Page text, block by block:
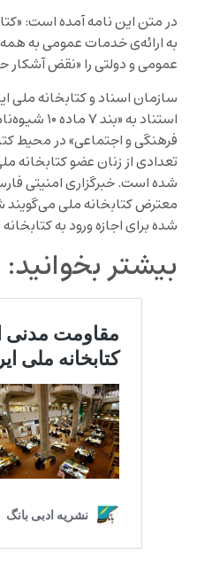
در متن این نامه آمده است:
به ارائه‌ی خدمات عمومی به
عمومی و دولتی را «نقض آشکار
استناد
فرهنگی و اجتماعی» در محیط
تعدادی از زنان عضو کتابخانه
شده است. خبرگزاری امنیتی
معترض کتابخانه ملی می‌گویند
شده برای اجازه ورود به
بیشتر بخوانید: